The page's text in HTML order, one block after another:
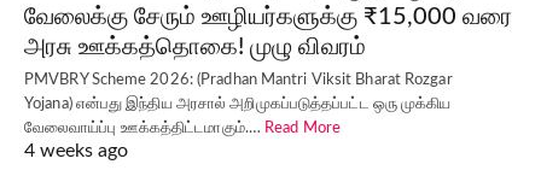
வேலைக்கு சேரும் ஊழியர்களுக்கு ₹15,000 வரை
அரசு ஊக்கத்தொகை! முழு விவரம்
PMVBRY Scheme 2026: (Pradhan Mantri Viksit Bharat Rozgar
Yojana) என்பது இந்திய அரசால் அறிமுகப்படுத்தப்பட்ட ஒரு முக்கிய
வேலைவாய்ப்பு ஊக்கத்திட்டமாகும்.… Read More
4 weeks ago